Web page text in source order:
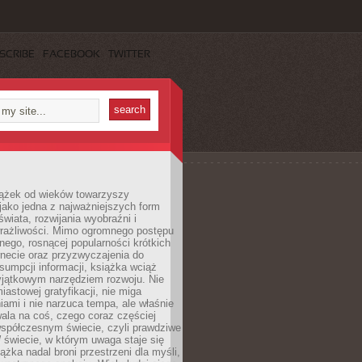
FACEBOOK TWITTER
od wieków towarzyszy
jedna z najważniejszych form
rozwijania wyobraźni i
Mimo ogromnego postępu
rosnącej popularności krótkich
oraz przyzwyczajenia do
informacji, książka wciąż
narzędziem rozwoju. Nie
gratyfikacji, nie miga
i nie narzuca tempa, ale właśnie
na coś, czego coraz częściej
świecie, czyli prawdziwe
świecie, w którym uwaga staje się
nadal broni przestrzeni dla myśli,